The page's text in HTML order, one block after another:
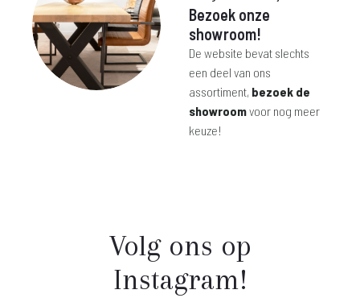
Bezoek onze
showroom!
De website bevat slechts
een deel van ons
assortiment, bezoek de
showroomvoor nog meer
keuze!
Volg ons op
Instagram!